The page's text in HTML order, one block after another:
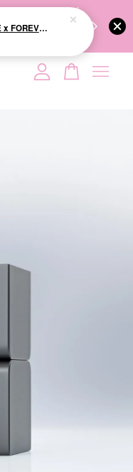
Effectiveness of
风险，护肤品才
We share
empty.